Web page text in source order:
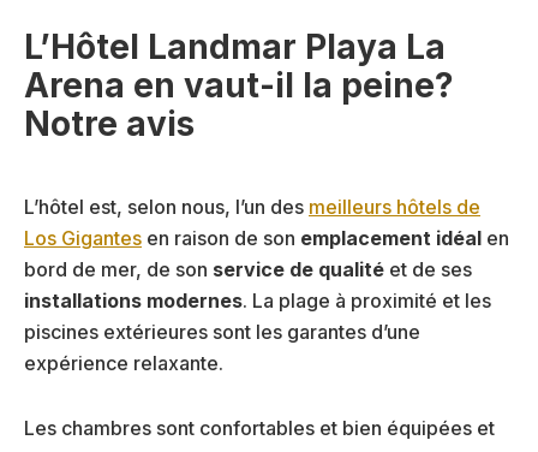
L’Hôtel Landmar Playa La
Arena en vaut-il la peine?
Notre avis
L’hôtel est, selon nous, l’un des meilleurs hôtels de
Los Gigantes en raison de son emplacement idéal en
bord de mer, de son service de qualité et de ses
installations modernes. La plage à proximité et les
piscines extérieures sont les garantes d’une
expérience relaxante.
Les chambres sont confortables et bien équipées et